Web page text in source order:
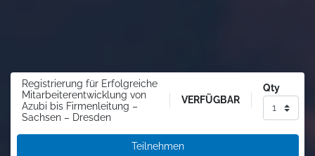
Registrierung für Erfolgreiche
Mitarbeiterentwicklung von
Azubi bis Firmenleitung –
Sachsen – Dresden
VERFÜGBAR
Qty
Teilnehmen